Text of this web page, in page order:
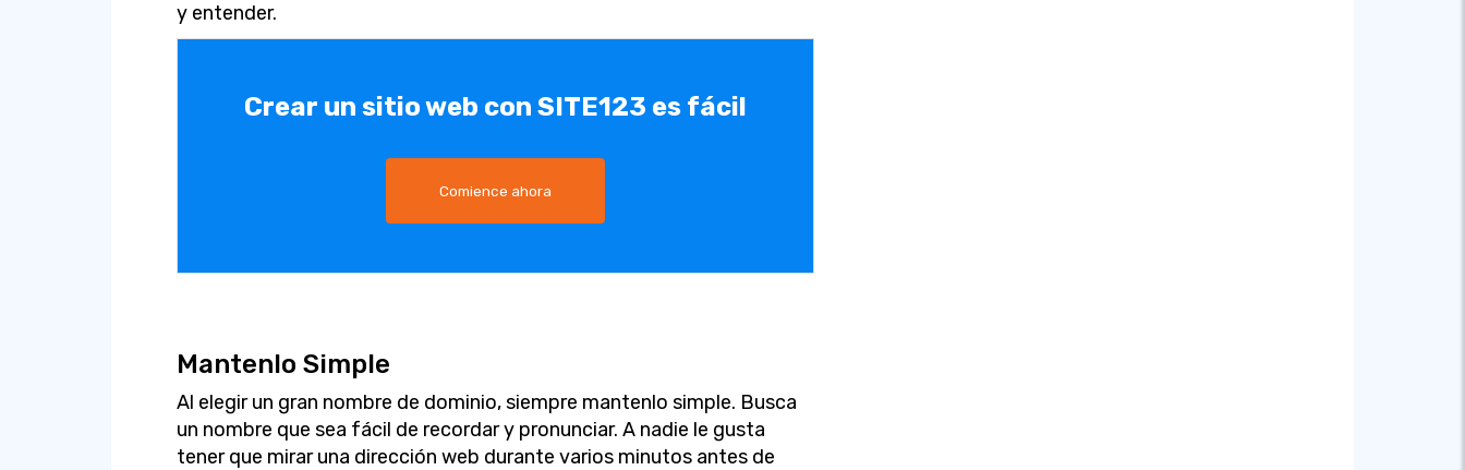
y entender.
Crear un sitio web con SITE123 es fácil
Comience ahora
Mantenlo Simple
Al elegir un gran nombre de dominio, siempre mantenlo simple. Busca
un nombre que sea fácil de recordar y pronunciar. A nadie le gusta
tener que mirar una dirección web durante varios minutos antes de